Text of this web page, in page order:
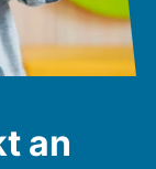
an